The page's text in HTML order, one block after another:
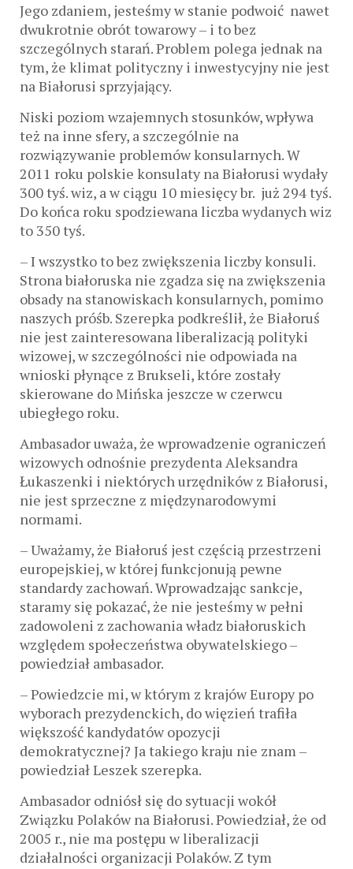
Jego zdaniem, jesteśmy w stanie podwoić nawet
dwukrotnie obrót towarowy – i to bez
szczególnych starań. Problem polega jednak na
tym, że klimat polityczny i inwestycyjny nie jest
na Białorusi sprzyjający.
Niski poziom wzajemnych stosunków, wpływa
też na inne sfery, a szczególnie na
rozwiązywanie problemów konsularnych. W
2011 roku polskie konsulaty na Białorusi wydały
300 tyś. wiz, a w ciągu 10 miesięcy br. już 294 tyś.
Do końca roku spodziewana liczba wydanych wiz
to 350 tyś.
– I wszystko to bez zwiększenia liczby konsuli.
Strona białoruska nie zgadza się na zwiększenia
obsady na stanowiskach konsularnych, pomimo
naszych próśb. Szerepka podkreślił, że Białoruś
nie jest zainteresowana liberalizacją polityki
wizowej, w szczególności nie odpowiada na
wnioski płynące z Brukseli, które zostały
skierowane do Mińska jeszcze w czerwcu
ubiegłego roku.
Ambasador uważa, że wprowadzenie ograniczeń
wizowych odnośnie prezydenta Aleksandra
Łukaszenki i niektórych urzędników z Białorusi,
nie jest sprzeczne z międzynarodowymi
normami.
– Uważamy, że Białoruś jest częścią przestrzeni
europejskiej, w której funkcjonują pewne
standardy zachowań. Wprowadzając sankcje,
staramy się pokazać, że nie jesteśmy w pełni
zadowoleni z zachowania władz białoruskich
względem społeczeństwa obywatelskiego –
powiedział ambasador.
– Powiedzcie mi, w którym z krajów Europy po
wyborach prezydenckich, do więzień trafiła
większość kandydatów opozycji
demokratycznej? Ja takiego kraju nie znam –
powiedział Leszek szerepka.
Ambasador odniósł się do sytuacji wokół
Związku Polaków na Białorusi. Powiedział, że od
2005 r., nie ma postępu w liberalizacji
działalności organizacji Polaków. Z tym